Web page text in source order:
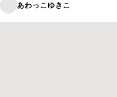
あわっこゆきこ